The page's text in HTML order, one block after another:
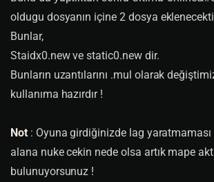
oldugu dosyanın içine 2 dosya
Bunlar,
Staidx0.new ve static0.new dir.
Bunların uzantılarını .mul olarak
kullanıma hazırdır !
Not: Oyuna girdiğinizde lag yaratmaması
alana nuke cekin nede olsa artık mape
bulunuyorsunuz !